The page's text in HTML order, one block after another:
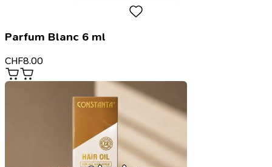
Parfum Blanc 6 ml
CHF8.00